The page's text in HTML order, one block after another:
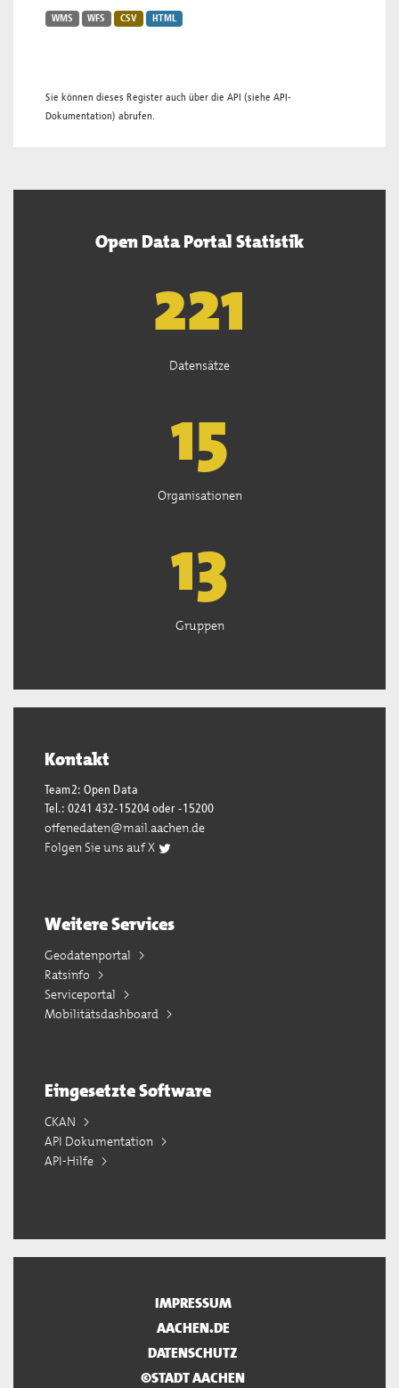
WMS WFS CSV HTML
Sie können dieses Register auch über die API (siehe API-
Dokumentation) abrufen.
Open Data Portal Statistik
222
Datensätze
15
Organisationen
13
Gruppen
Kontakt
Team2: Open Data
Tel.: 0241 432-15204 oder -15200
offenedaten@mail.aachen.de
Folgen Sie uns auf X
Weitere Services
Geodatenportal
Ratsinfo
Serviceportal
Mobilitätsdashboard
Eingesetzte Software
CKAN
API Dokumentation
API-Hilfe
IMPRESSUM
AACHEN.DE
DATENSCHUTZ
©STADT AACHEN